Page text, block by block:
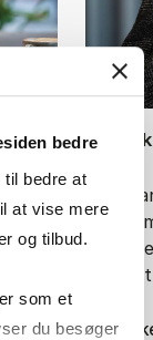
bedre
til bedre at
at vise mere
og tilbud.
som et
du besøger
i
man
”Jeg
han i
Se